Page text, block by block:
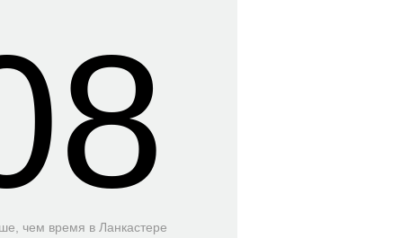
чем время в Ланкастере